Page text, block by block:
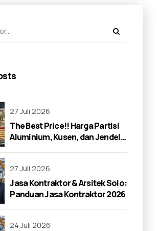
27 Juli 2026
The Best Price!! Harga Partisi
Aluminium, Kusen, dan Jendela
27 Juli 2026
Jasa Kontraktor & Arsitek Solo:
Panduan Jasa Kontraktor 2026
24 Juli 2026